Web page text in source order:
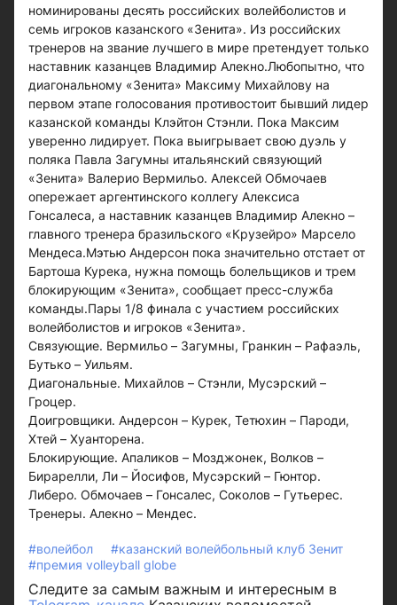
номинированы десять российских волейболистов и
семь игроков казанского «Зенита». Из российских
тренеров на звание лучшего в мире претендует только
наставник казанцев Владимир Алекно.Любопытно, что
диагональному «Зенита» Максиму Михайлову на
первом этапе голосования противостоит бывший лидер
казанской команды Клэйтон Стэнли. Пока Максим
уверенно лидирует. Пока выигрывает свою дуэль у
поляка Павла Загумны итальянский связующий
«Зенита» Валерио Вермильо. Алексей Обмочаев
опережает аргентинского коллегу Алексиса
Гонсалеса, а наставник казанцев Владимир Алекно –
главного тренера бразильского «Крузейро» Марсело
Мендеса.Мэтью Андерсон пока значительно отстает от
Бартоша Курека, нужна помощь болельщиков и трем
блокирующим «Зенита», сообщает пресс-служба
команды.Пары 1/8 финала с участием российских
волейболистов и игроков «Зенита».
Связующие. Вермильо – Загумны, Гранкин – Рафаэль,
Бутько – Уильям.
Диагональные. Михайлов – Стэнли, Мусэрский –
Гроцер.
Доигровщики. Андерсон – Курек, Тетюхин – Пароди,
Хтей – Хуанторена.
Блокирующие. Апаликов – Мозджонек, Волков –
Бирарелли, Ли – Йосифов, Мусэрский – Гюнтор.
Либеро. Обмочаев – Гонсалес, Соколов – Гутьерес.
Тренеры. Алекно – Мендес.
#волейбол
#казанский волейбольный клуб Зенит
#премия volleyball globe
Следите за самым важным и интересным в